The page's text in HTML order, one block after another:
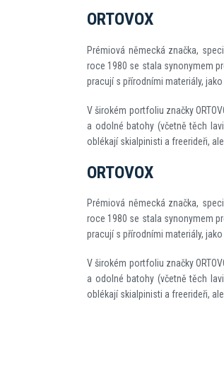
ORTOVOX
Prémiová německá značka,
roce 1980 se stala synonymem
pracují s přírodními materiály,
V širokém portfoliu značky
a odolné batohy (včetně těch
oblékají skialpinisti a freerideři,
ORTOVOX
Prémiová německá značka,
roce 1980 se stala synonymem
pracují s přírodními materiály,
V širokém portfoliu značky
a odolné batohy (včetně těch
oblékají skialpinisti a freerideři,